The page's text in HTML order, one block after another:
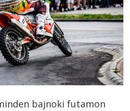
bajnoki futamon